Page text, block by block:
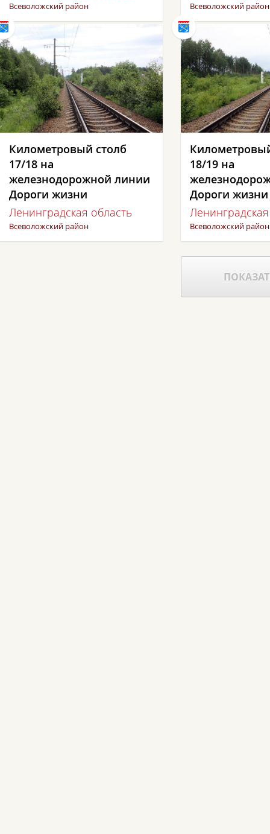
Всеволожский район Всеволожский район
Километровый столб
17/18 на
железнодорожной линии
Дороги жизни
Ленинградская область
Всеволожский район
18/19 на
Дороги жизни
Всеволожский район